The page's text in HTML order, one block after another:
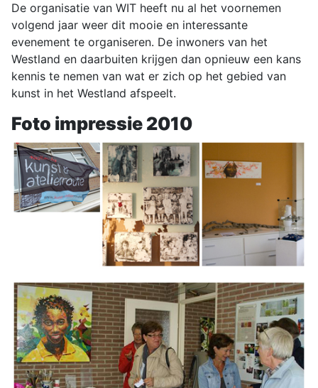
De organisatie van WIT heeft nu al het voornemen
volgend jaar weer dit mooie en interessante
evenement te organiseren. De inwoners van het
Westland en daarbuiten krijgen dan opnieuw een kans
kennis te nemen van wat er zich op het gebied van
kunst in het Westland afspeelt.
Foto impressie 2010